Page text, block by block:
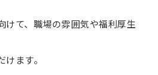
けて、職場の雰囲気や福利厚生
ます。